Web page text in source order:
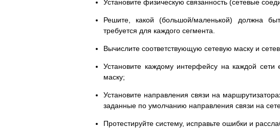
Установите физическую связанность (сетевые
Решите, какой (большой/маленькой) должна
требуется для каждого сегмента.
Вычислите соответствующую сетевую маску и
Установите каждому интерфейсу на каждой
маску;
Установите направления связи на
заданные по умолчанию направления связи на
Протестируйте систему, исправьте ошибки и